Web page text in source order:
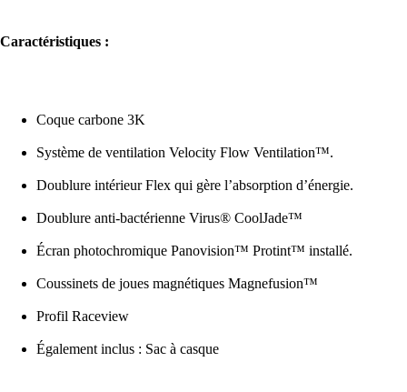
Caractéristiques :
Coque carbone 3K
Système de ventilation Velocity Flow Ventilation™.
Doublure intérieur Flex qui gère l’absorption d’énergie.
Doublure anti-bactérienne Virus® CoolJade™
Écran photochromique Panovision™ Protint™ installé.
Coussinets de joues magnétiques Magnefusion™
Profil Raceview
Également inclus : Sac à casque